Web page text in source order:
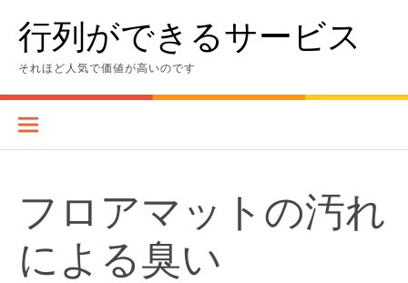
content行列ができるサービス
それほど人気で価値が高いのです
フロアマットの汚れ
による臭い